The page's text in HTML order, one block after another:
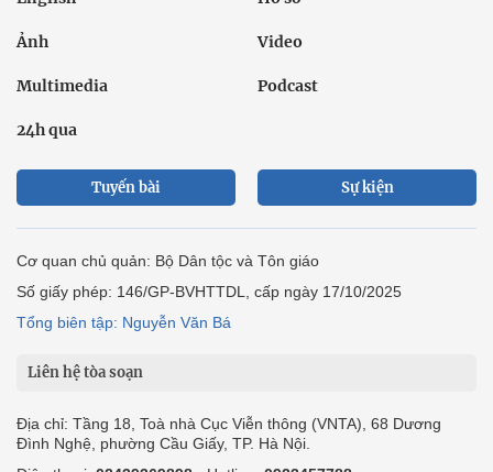
Ảnh Video
Multimedia Podcast
24h qua
Tuyến bài Sự kiện
Cơ quan chủ quản: Bộ Dân tộc và Tôn giáo
Số giấy phép: 146/GP-BVHTTDL, cấp ngày 17/10/2025
Tổng biên tập: Nguyễn Văn Bá
Liên hệ tòa soạn
Địa chỉ: Tầng 18, Toà nhà Cục Viễn thông (VNTA), 68 Dương
Đình Nghệ, phường Cầu Giấy, TP. Hà Nội.